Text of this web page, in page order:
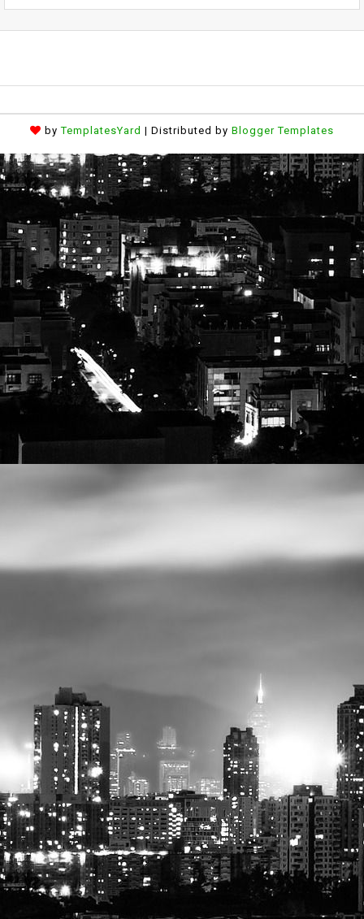
byTemplatesYard | Distributed by Blogger Templates